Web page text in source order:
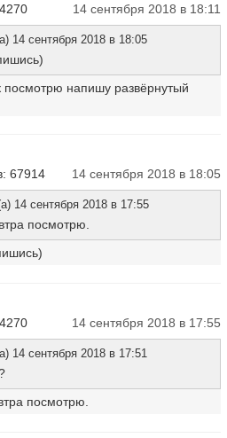
14 сентября 2018 в 18:11
14 сентября 2018 в 18:05
посмотрю напишу развёрнутый
67914 14 сентября 2018 в 18:05
14 сентября 2018 в 17:55
посмотрю.
14 сентября 2018 в 17:55
14 сентября 2018 в 17:51
посмотрю.